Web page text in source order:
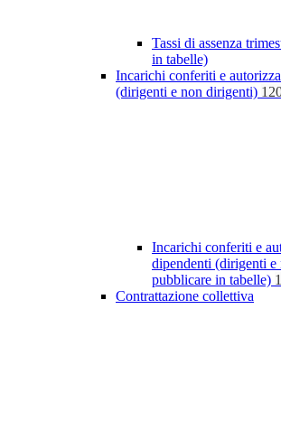
Tassi di assenza
in tabelle)
Incarichi conferiti e
(dirigenti e non dirigenti)
Incarichi conferiti e
dipendenti (dirigenti
pubblicare in tabelle)
Contrattazione collettiva